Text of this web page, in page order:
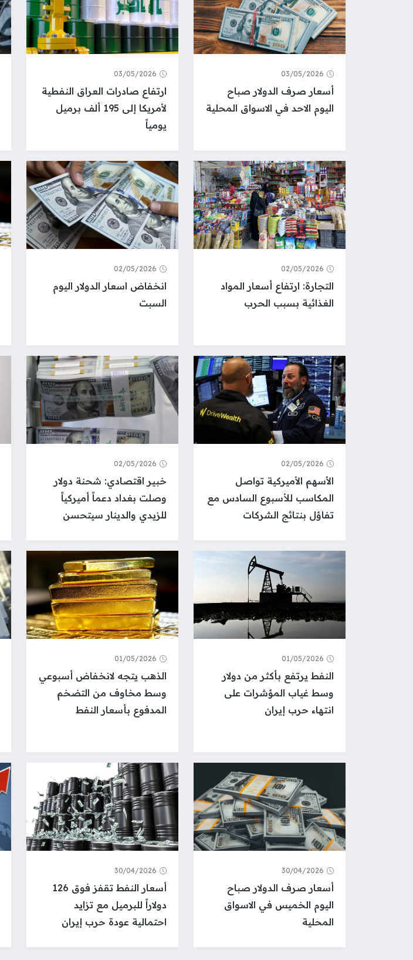
03/05/2026
أسعار صرف الدولار صباح
اليوم الاحد في الاسواق المحلية
03/05/2026
ارتفاع صادرات العراق النفطية
لأمريكا إلى 195 ألف برميل
يومياً
02/05/2026
التجارة: ارتفاع أسعار المواد
الغذائية بسبب الحرب
02/05/2026
انخفاض اسعار الدولار اليوم
السبت
02/05/2026
الأسهم الأميركية تواصل
المكاسب للأسبوع السادس مع
تفاؤل بنتائج الشركات
02/05/2026
خبير اقتصادي: شحنة دولار
وصلت بغداد دعماً أميركياً
للزيدي والدينار سيتحسن
01/05/2026
النفط يرتفع بأكثر من دولار
وسط غياب المؤشرات على
انتهاء حرب إيران
01/05/2026
الذهب يتجه لانخفاض أسبوعي
وسط مخاوف من التضخم
المدفوع بأسعار النفط
30/04/2026
أسعار صرف الدولار صباح
اليوم الخميس في الاسواق
المحلية
30/04/2026
أسعار النفط تقفز فوق 126
دولاراً للبرميل مع تزايد
احتمالية عودة حرب إيران